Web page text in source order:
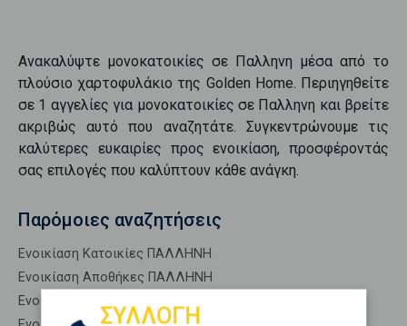
Ανακαλύψτε μονοκατοικίες σε Παλληνη μέσα από το
πλούσιο χαρτοφυλάκιο της Golden Home. Περιηγηθείτε
σε 1 αγγελίες για μονοκατοικίες σε Παλληνη και βρείτε
ακριβώς αυτό που αναζητάτε. Συγκεντρώνουμε τις
καλύτερες ευκαιρίες προςενοικίαση, προσφέροντάς
σας επιλογές που καλύπτουν κάθε ανάγκη.
Παρόμοιες αναζητήσεις
Ενοικίαση Κατοικίες ΠΑΛΛΗΝΗ
Ενοικίαση Αποθήκες ΠΑΛΛΗΝΗ
Ενοικίαση Γκαρσονιέρες ΠΑΛΛΗΝΗ
ΣΥΛΛΟΓΗ